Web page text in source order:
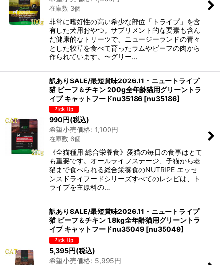
在庫数 3個
非常に嗜好性の高い希少な部位「トライプ」を含
有した犬用おやつ。サプリメント的な要素も含ん
だ健康的なトリーツで、ニュージーランドの青々
とした牧草を食べて育ったラムやビーフの肉から
作られています。〜グリー…
訳ありSALE/最短賞味2026.11・ニュートライプ
猫 ビーフ＆チキン 200g全年齢猫用グリーントラ
イプ キャットフードnu35186 [nu35186]
990円(税込)
希望小売価格: 1,100円
在庫数 6個
《全猫種用 総合栄養食》愛猫の毎日の食事はとて
も重要です。オールライフステージ、子猫から老
猫まで食べられる総合栄養食のNUTRIPE エッセ
ンスドライフードシリーズすべてのレシピは、ト
ライプを主原料の…
訳ありSALE/最短賞味2026.11・ニュートライプ
猫 ビーフ＆チキン 1.8kg全年齢猫用グリーントラ
イプ キャットフードnu35049 [nu35049]
5,395円(税込)
希望小売価格: 5,995円